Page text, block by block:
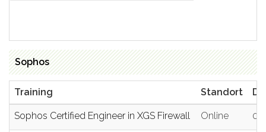
Sophos
Training Standort
Sophos Certified Engineer in XGS Firewall Online